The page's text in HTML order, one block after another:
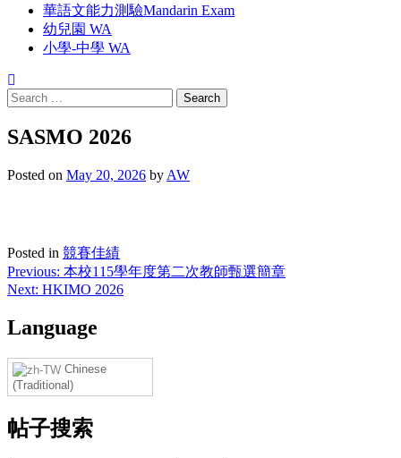
華語文能力測驗Mandarin Exam
幼兒園 WA
小學-中學 WA
Search
for:
SASMO 2026
Posted on May 20, 2026 by AW
Posted in 競賽佳績
Post
navigation
Previous: 本校115學年度第二次教師甄選簡章
Next: HKIMO 2026
Language
Chinese
(Traditional)
帖子搜索